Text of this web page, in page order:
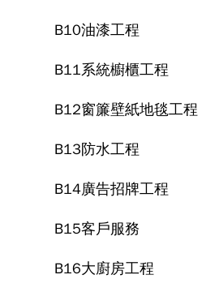
B10油漆工程
B11系統櫥櫃工程
B12窗簾壁紙地毯工程
B13防水工程
B14廣告招牌工程
B15客戶服務
B16大廚房工程